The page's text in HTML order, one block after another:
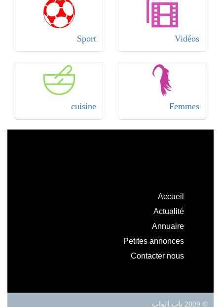
Vidéos
Sport
Femmes
cuisine
Accueil
Actualité
Annuaire
Petites annonces
Contacter nous
© 2009 باب الواب